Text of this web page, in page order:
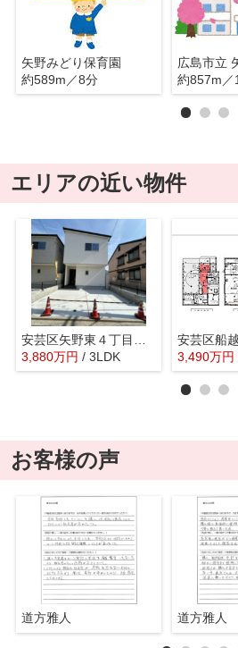
矢野みどり保育園
約589m／8分
広島市立
約857m／
エリアの近い物件
安芸区矢野東４丁目 №2 新築戸建
3,880万円 / 3LDK
安芸区船
3,490万円
お客様の声
道方雅人 道方雅人